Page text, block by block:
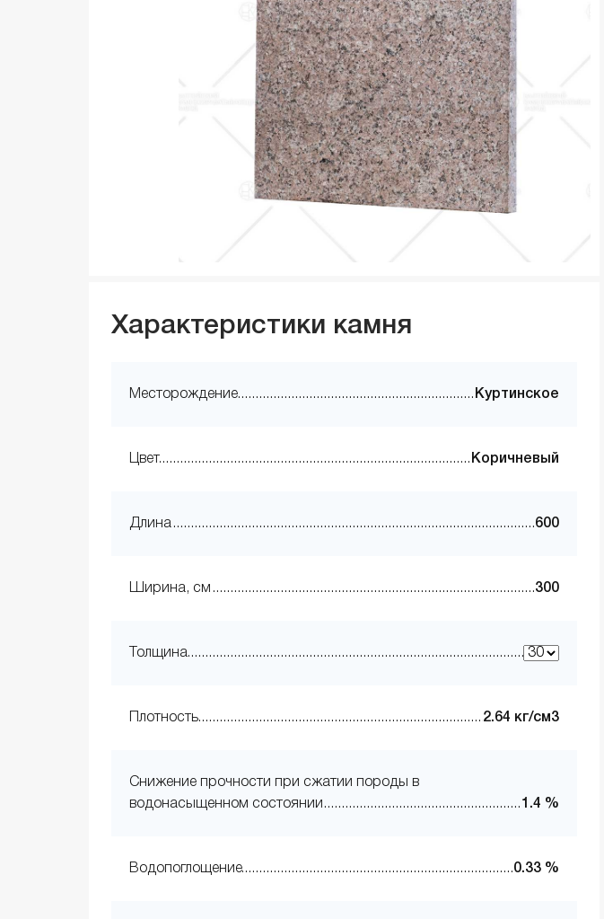
Характеристики камня
Месторождение Куртинское
Цвет Коричневый
Длина 600
Ширина, см 300
Толщина
Плотность 2.64 кг/см3
Снижение прочности при сжатии породы в
водонасыщенном состоянии
1.4 %
Водопоглощение 0.33 %